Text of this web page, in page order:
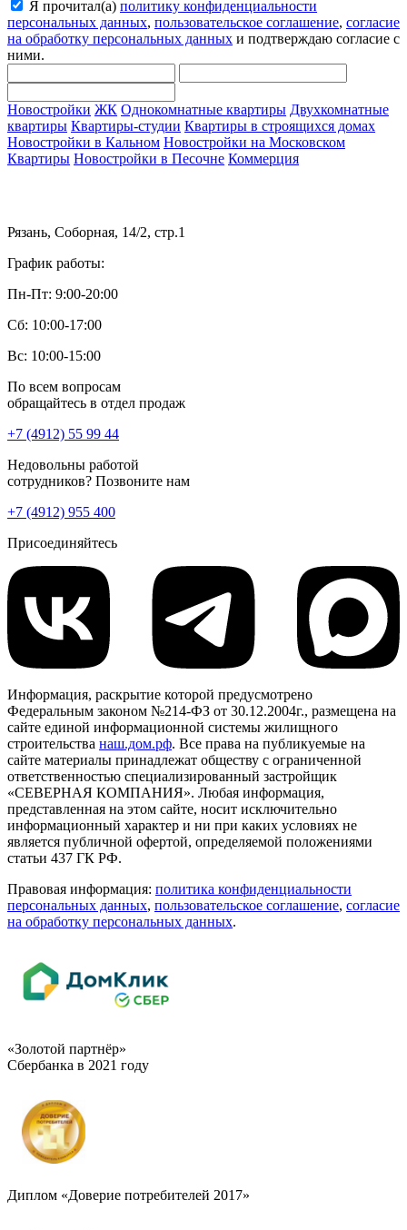
Я прочитал(а) политику конфиденциальности
персональных данных, пользовательское соглашение, согласие
на обработку персональных данных и подтверждаю согласие с
ними.
Новостройки ЖК Однокомнатные квартиры Двухкомнатные
квартиры Квартиры-студии Квартиры в строящихся домах
Новостройки в Кальном Новостройки на Московском
Квартиры Новостройки в Песочне Коммерция
Рязань, Соборная, 14/2, стр.1
График работы:
Пн-Пт: 9:00-20:00
Сб: 10:00-17:00
Вс: 10:00-15:00
По всем вопросам
обращайтесь в отдел продаж
+7 (4912) 55 99 44
Недовольны работой
сотрудников? Позвоните нам
+7 (4912) 955 400
Присоединяйтесь
Информация, раскрытие которой предусмотрено
Федеральным законом №214-ФЗ от 30.12.2004г., размещена на
сайте единой информационной системы жилищного
строительства наш.дом.рф. Все права на публикуемые на
сайте материалы принадлежат обществу с ограниченной
ответственностью специализированный застройщик
«СЕВЕРНАЯ КОМПАНИЯ». Любая информация,
представленная на этом сайте, носит исключительно
информационный характер и ни при каких условиях не
является публичной офертой, определяемой положениями
статьи 437 ГК РФ.
Правовая информация: политика конфиденциальности
персональных данных, пользовательское cоглашение, cогласие
на обработку персональных данных.
«Золотой партнёр»
Сбербанка в 2021 году
Диплом «Доверие потребителей 2017»